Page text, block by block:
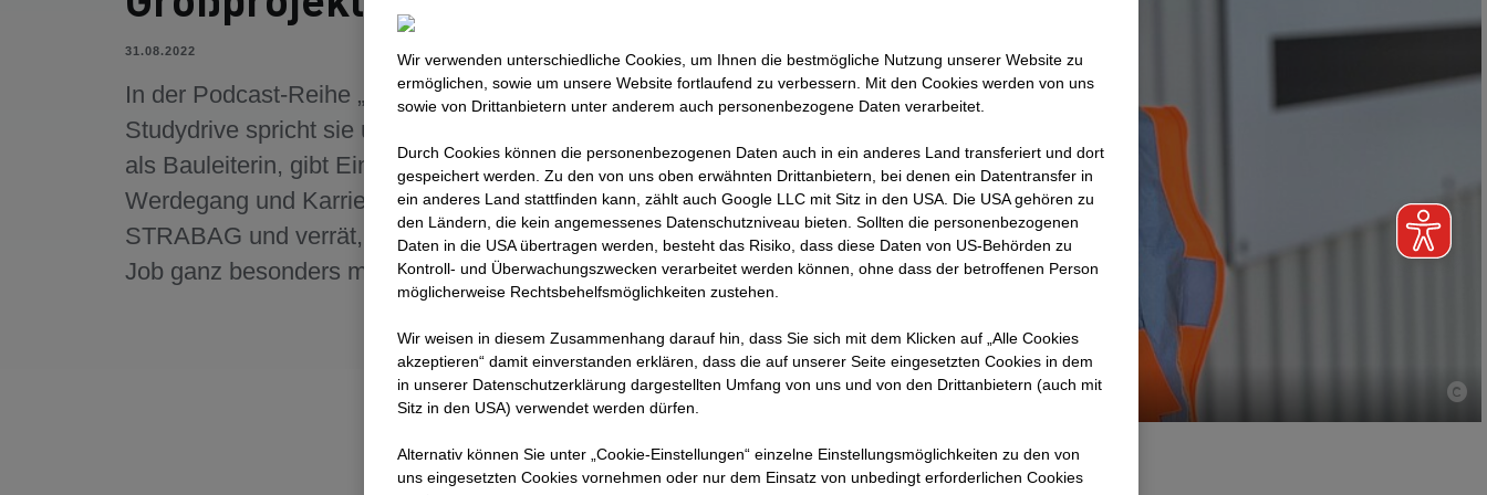
31.08.2022
In der Podcast-Reihe „Career To Go“ von
Studydrive spricht sie über ihre Aufgaben
als Bauleiterin, gibt Einblicke in ihren
Werdegang und Karriereweg bei
STRABAG und verrät, was sie an ihrem
Job ganz besonders mag.
Wir verwenden unterschiedliche Cookies, um Ihnen die best­mögliche Nutzung unserer Website zu
ermöglichen, sowie um unsere Website fortlaufend zu verbessern. Mit den Cookies werden von uns
sowie von Drittanbietern unter anderem auch personenbezogene Daten verarbeitet.
Durch Cookies können die personenbezogenen Daten auch in ein anderes Land transferiert und dort
gespeichert werden. Zu den von uns oben erwähnten Drittanbietern, bei denen ein Datentransfer in
ein anderes Land stattfinden kann, zählt auch Google LLC mit Sitz in den USA. Die USA gehören zu
den Ländern, die kein angemessenes Datenschutzniveau bieten. Sollten die personenbezogenen
Daten in die USA übertragen werden, besteht das Risiko, dass diese Daten von US-Behörden zu
Kontroll- und Überwachungszwecken verarbeitet werden können, ohne dass der betroffenen Person
möglicherweise Rechtsbehelfsmöglichkeiten zustehen.
Wir weisen in diesem Zusammenhang darauf hin, dass Sie sich mit dem Klicken auf „Alle Cookies
akzeptieren“ damit ein­ver­standen erklären, dass die auf unserer Seite eingesetzten Cookies in dem
in unserer Datenschutzerklärung dargestellten Umfang von uns und von den Drittanbietern (auch mit
Sitz in den USA) verwendet werden dürfen.
Alternativ können Sie unter „Cookie-Einstellungen“ einzelne Einstellungsmöglichkeiten zu den von
uns eingesetzten Cookies vornehmen oder nur dem Einsatz von unbedingt erforderlichen Cookies